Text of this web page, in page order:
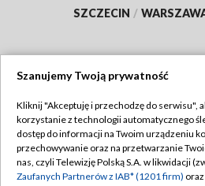
SZCZECIN /
TVP
Abonament TVP
Emisja w TVP
Regulamin
Polityka
Szanujemy Twoją prywatność
Kliknij "Akceptuję i przechodzę do serwisu",
korzystanie z technologii automatycznego
dostęp do informacji na Twoim urządzeniu
przechowywanie oraz na przetwarzanie
nas, czyli Telewizję Polską S.A. w likwidacji
Zaufanych Partnerów z IAB* (1201 firm)